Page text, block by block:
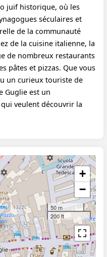
juif historique, où les
séculaires et
de la communauté
de la cuisine italienne, la
de nombreux restaurants
pâtes et pizzas. Que vous
un curieux touriste de
Guglie est un
veulent découvrir la
+
−
50 m
200 ft